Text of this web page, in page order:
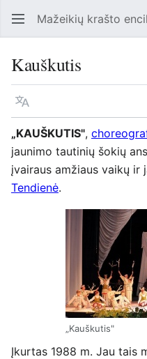
Mažeikių krašto
Kauškutis
Kalba
„KAUŠKUTIS",
jaunimo tautinių šokių
įvairaus amžiaus vaikų ir
Tendienė.
„Kauškutis"
Įkurtas 1988 m. Jau tais